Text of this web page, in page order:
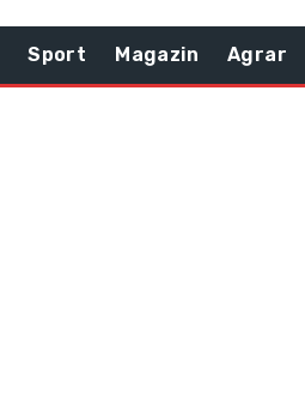
Sport Magazin Agrar